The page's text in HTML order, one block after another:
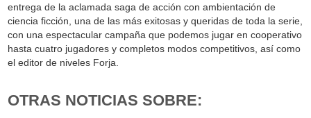
entrega de la aclamada saga de acción con ambientación de
ciencia ficción, una de las más exitosas y queridas de toda la serie,
con una espectacular campaña que podemos jugar en cooperativo
hasta cuatro jugadores y completos modos competitivos, así como
el editor de niveles Forja.
OTRAS NOTICIAS SOBRE: